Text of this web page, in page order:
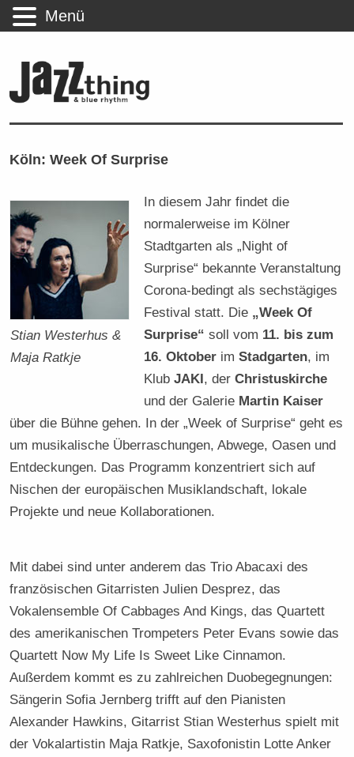
Köln: Week Of Surprise
Stian Westerhus &
Maja Ratkje
In diesem Jahr findet die
normalerweise im Kölner
Stadtgarten als „Night of
Surprise“ bekannte Veranstaltung
Corona-bedingt als sechstägiges
Festival statt. Die „Week Of
Surprise“ soll vom 11. bis zum
16. Oktober imStadgarten, im
KlubJAKI, derChristuskirche
und der Galerie Martin Kaiser
über die Bühne gehen. In der „Week of Surprise“ geht es
um musikalische Überraschungen, Abwege, Oasen und
Entdeckungen. Das Programm konzentriert sich auf
Nischen der europäischen Musiklandschaft, lokale
Projekte und neue Kollaborationen.
Mit dabei sind unter anderem das Trio Abacaxi des
französischen Gitarristen Julien Desprez, das
Vokalensemble Of Cabbages And Kings, das Quartett
des amerikanischen Trompeters Peter Evans sowie das
Quartett Now My Life Is Sweet Like Cinnamon.
Außerdem kommt es zu zahlreichen Duobegegnungen:
Sängerin Sofia Jernberg trifft auf den Pianisten
Alexander Hawkins, Gitarrist Stian Westerhus spielt mit
der Vokalartistin Maja Ratkje, Saxofonistin Lotte Anker
Menü